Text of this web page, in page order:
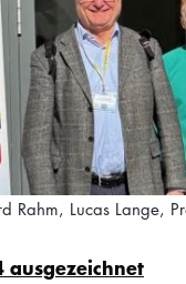
Rahm, Lucas Lange,
ausgezeichnet